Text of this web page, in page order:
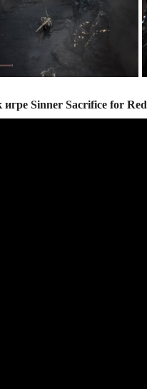
игре Sinner Sacrifice for